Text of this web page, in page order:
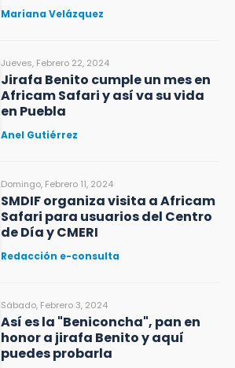
Mariana Velázquez
Jueves, Febrero 22, 2024
Jirafa Benito cumple un mes en
Africam Safari y así va su vida
en Puebla
Anel Gutiérrez
Domingo, Febrero 11, 2024
SMDIF organiza visita a Africam
Safari para usuarios del Centro
de Día y CMERI
Redacción e-consulta
Sábado, Febrero 3, 2024
Así es la "Beniconcha", pan en
honor a jirafa Benito y aquí
puedes probarla